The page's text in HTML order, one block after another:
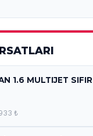
1.6 MULTIJET SIFIR
₺